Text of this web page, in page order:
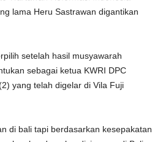
lama Heru Sastrawan digantikan
setelah hasil musyawarah
sebagai ketua KWRI DPC
yang telah digelar di Vila Fuji
di bali tapi berdasarkan kesepakatan